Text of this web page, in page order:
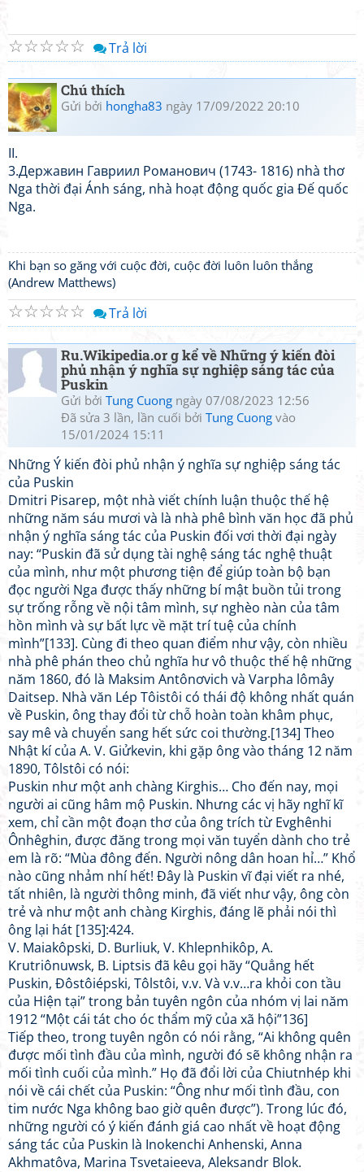
☆
☆
☆
☆
☆ Trả lời
Chú thích
Gửi bởi hongha83 ngày 17/09/2022 20:10
II.
3.Державин Гавриил Романович (1743- 1816) nhà thơ
Nga thời đại Ánh sáng, nhà hoạt động quốc gia Đế quốc
Nga.
Khi bạn so găng với cuộc đời, cuộc đời luôn luôn thắng
(Andrew Matthews)
☆
☆
☆
☆
☆ Trả lời
Ru.Wikipedia.or g kể về Những ý kiến đòi
phủ nhận ý nghĩa sự nghiệp sáng tác của
Puskin
Gửi bởi Tung Cuong ngày 07/08/2023 12:56
Đã sửa 3 lần, lần cuối bởi Tung Cuong vào
15/01/2024 15:11
Những Ý kiến đòi phủ nhận ý nghĩa sự nghiệp sáng tác
của Puskin
Dmitri Pisarep, một nhà viết chính luận thuộc thế hệ
những năm sáu mươi và là nhà phê bình văn học đã phủ
nhận ý nghĩa sáng tác của Puskin đối vơi thời đại ngày
nay: “Puskin đã sử dụng tài nghệ sáng tác nghệ thuật
của mình, như một phương tiện để giúp toàn bộ bạn
đọc người Nga được thấy những bí mật buồn tủi trong
sự trống rỗng về nội tâm mình, sự nghèo nàn của tâm
hồn mình và sự bất lực về mặt trí tuệ của chính
mình”[133]. Cùng đi theo quan điểm như vậy, còn nhiều
nhà phê phán theo chủ nghĩa hư vô thuộc thế hệ những
năm 1860, đó là Maksim Antônơvich và Varpha lômây
Daitsep. Nhà văn Lép Tôistôi có thái độ không nhất quán
về Puskin, ông thay đổi từ chỗ hoàn toàn khâm phục,
say mê và chuyển sang hết sức coi thường.[134] Theo
Nhật kí của A. V. Giửkevin, khi gặp ông vào tháng 12 năm
1890, Tôlstôi có nói:
Puskin như một anh chàng Kirghis… Cho đến nay, mọi
người ai cũng hâm mộ Puskin. Nhưng các vị hãy nghĩ kĩ
xem, chỉ cần một đoạn thơ của ông trích từ Evghênhi
Ônhêghin, được đăng trong mọi văn tuyển dành cho trẻ
em là rõ: “Mùa đông đến. Người nông dân hoan hỉ…” Khổ
nào cũng nhảm nhí hết! Đây là Puskin vĩ đại viết ra nhé,
tất nhiên, là người thông minh, đã viết như vậy, ông còn
trẻ và như một anh chàng Kirghis, đáng lẽ phải nói thì
ông lại hát [135]:424.
V. Maiakôpski, D. Burliuk, V. Khlepnhikôp, A.
Krutriônuwsk, B. Liptsis đã kêu gọi hãy “Quẳng hết
Puskin, Đôstôiépski, Tôlstôi, v.v. Và v.v…ra khỏi con tầu
của Hiện tại” trong bản tuyên ngôn của nhóm vị lai năm
1912 “Một cái tát cho óc thẩm mỹ của xã hội”136]
Tiếp theo, trong tuyên ngôn có nói rằng, “Ai không quên
được mối tình đầu của mình, người đó sẽ không nhận ra
mối tình cuối của mình.” Họ đã đổi lời của Chiutnhép khi
nói về cái chết của Puskin: “Ông như mối tình đầu, con
tim nước Nga không bao giờ quên được”). Trong lúc đó,
những người có ý kiến đánh giá cao nhất về hoạt động
sáng tác của Puskin là Inokenchi Anhenski, Anna
Akhmatôva, Marina Tsvetaieeva, Aleksandr Blok.